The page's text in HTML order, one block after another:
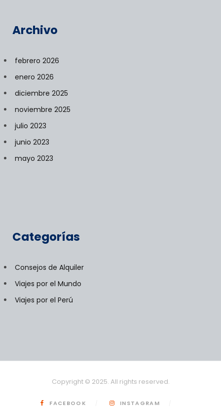
Archivo
febrero 2026
enero 2026
diciembre 2025
noviembre 2025
julio 2023
junio 2023
mayo 2023
Categorías
Consejos de Alquiler
Viajes por el Mundo
Viajes por el Perú
Copyright © 2025. All rights reserved.
FACEBOOK INSTAGRAM